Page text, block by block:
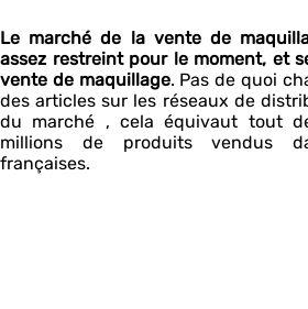
Le marché de la vente de
assez restreint pour le moment, et
vente de maquillage. Pas de quoi
des articles sur les réseaux de
du marché , cela équivaut tout
millions de produits vendus
françaises.